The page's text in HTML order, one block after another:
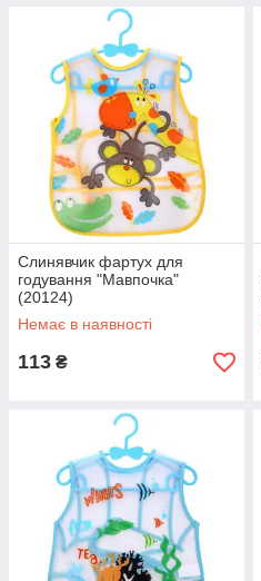
Слинявчик фартух для
годування "Мавпочка"
(20124)
Немає в наявності
113 ₴